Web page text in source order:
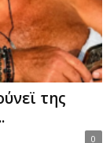
της
0